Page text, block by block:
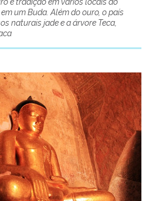
um Buda. Além do ouro, o país
naturais jade e a árvore Teca,